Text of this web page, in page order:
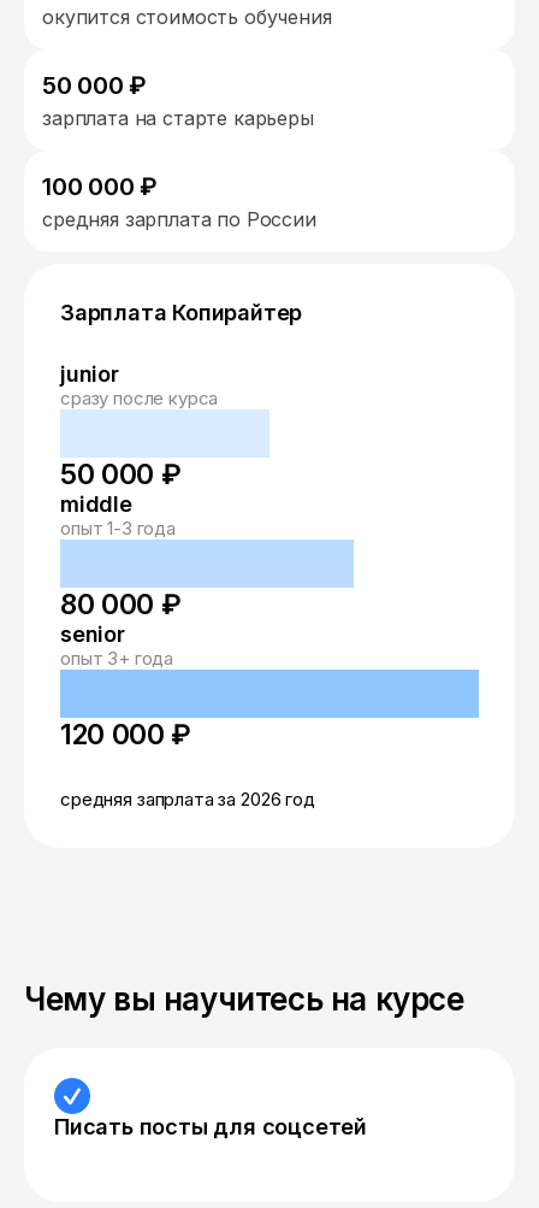
окупится стоимость обучения
50 000 ₽
зарплата на старте карьеры
100 000 ₽
средняя зарплата по России
Зарплата Копирайтер
junior
сразу после курса
50 000 ₽
middle
опыт 1-3 года
80 000 ₽
senior
опыт 3+ года
120 000 ₽
средняя запрлата за 2026 год
Чему вы научитесь на курсе
Писать посты для соцсетей